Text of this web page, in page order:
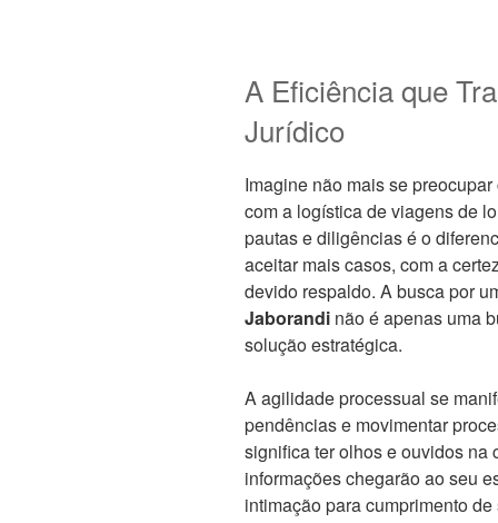
A Eficiência que
Jurídico
Imagine não mais se
com a logística de viagens de
pautas e diligências é o
aceitar mais casos, com a
devido respaldo. A busca por
Jaborandi não é apenas uma
solução estratégica.
A agilidade processual se
pendências e movimentar
significa ter olhos e ouvidos na
informações chegarão ao seu
intimação para cumprimento